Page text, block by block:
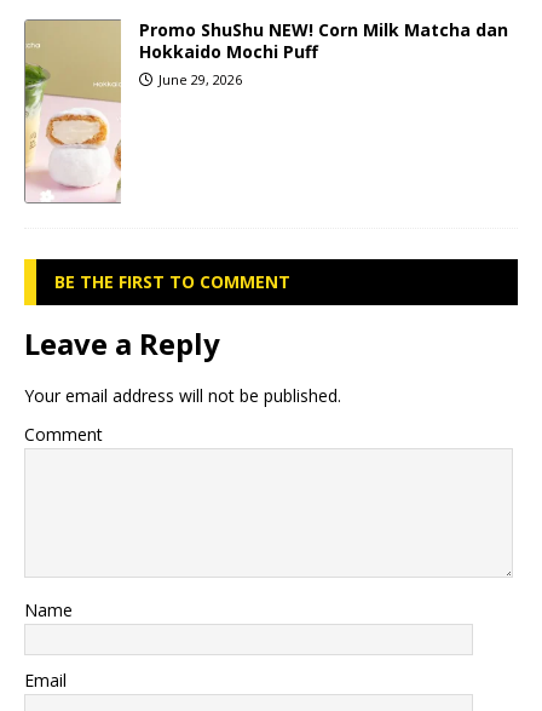
Promo ShuShu NEW! Corn Milk Matcha dan
Hokkaido Mochi Puff
June 29, 2026
BE THE FIRST TO COMMENT
Leave a Reply
Your email address will not be published.
Comment
Name
Email